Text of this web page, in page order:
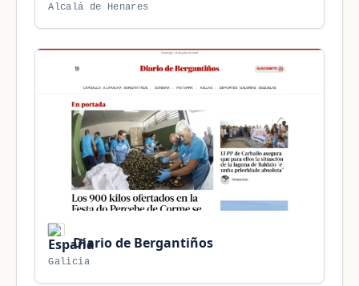
Alcalá de Henares
Diario de Bergantiños
Galicia